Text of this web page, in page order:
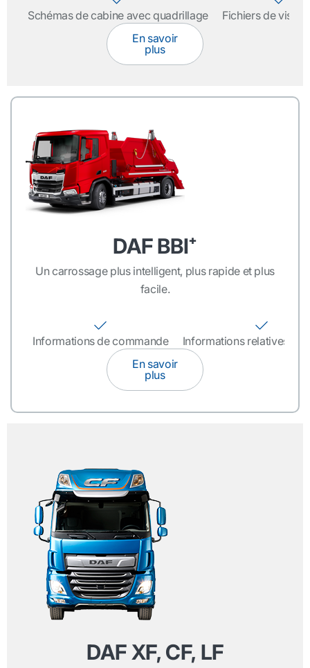
Schémas de cabine avec quadrillage
Fichiers de
En savoir
plus
DAF BBI⁺
Un carrossage plus intelligent, plus rapide et plus
facile.
Informations de commande
Informations relatives au
En savoir
plus
DAF XF, CF, LF